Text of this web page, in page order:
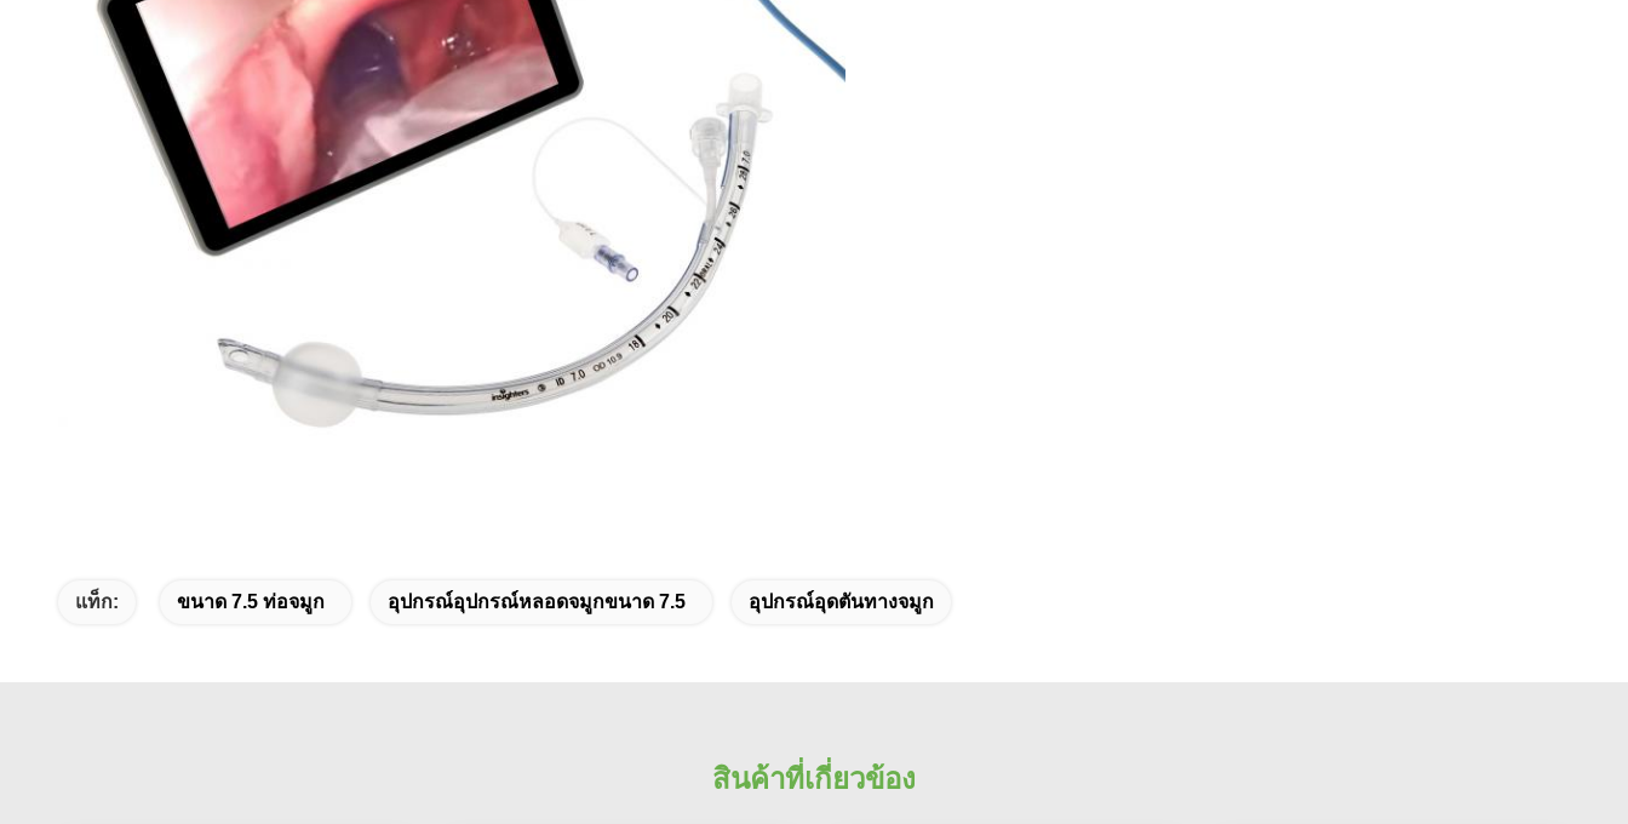
แท็ก: ขนาด 7.5 ท่อจมูก อุปกรณ์อุปกรณ์หลอดจมูกขนาด 7.5 อุปกรณ์อุดตันทางจมูก
สินค้าที่เกี่ยวข้อง